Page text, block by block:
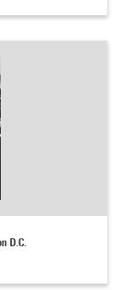
D.C.